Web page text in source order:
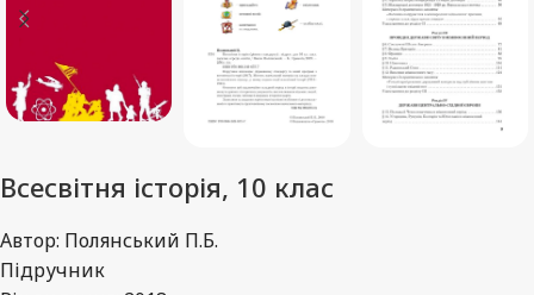
Всесвітня історія, 10 клас
Автор: Полянський П.Б.
Підручник